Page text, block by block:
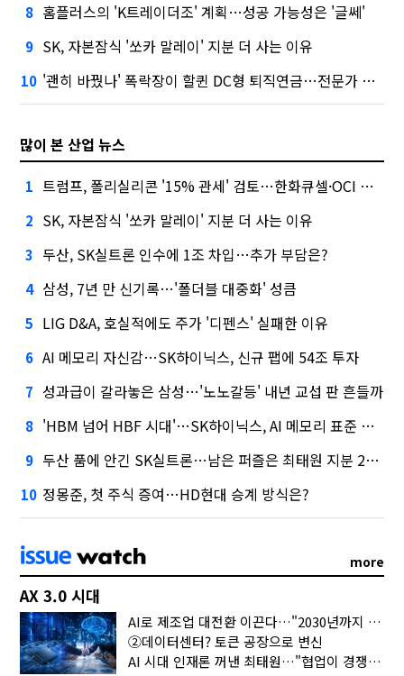
8 홈플러스의 'K트레이더조' 계획…성공 가능성은 '글쎄'
9 SK, 자본잠식 '쏘카 말레이' 지분 더 사는 이유
10 '괜히 바꿨나' 폭락장이 할퀸 DC형 퇴직연금…전문가 조언은
많이 본 산업 뉴스
1 트럼프, 폴리실리콘 '15% 관세' 검토…한화큐셀·OCI 영향은?
2 SK, 자본잠식 '쏘카 말레이' 지분 더 사는 이유
3 두산, SK실트론 인수에 1조 차입…추가 부담은?
4 삼성, 7년 만 신기록…'폴더블 대중화' 성큼
5 LIG D&A, 호실적에도 주가 '디펜스' 실패한 이유
6 AI 메모리 자신감…SK하이닉스, 신규 팹에 54조 투자
7 성과급이 갈라놓은 삼성…'노노갈등' 내년 교섭 판 흔들까
8 'HBM 넘어 HBF 시대'…SK하이닉스, AI 메모리 표준 선점 나섰다
9 두산 품에 안긴 SK실트론…남은 퍼즐은 최태원 지분 29.4%
10 정몽준, 첫 주식 증여…HD현대 승계 방식은?
more
AX 3.0 시대
AI로 제조업 대전환 이끈다…"2030년까지 민관합동 20조 투자"
②데이터센터? 토큰 공장으로 변신
AI 시대 인재론 꺼낸 최태원…"협업이 경쟁력"